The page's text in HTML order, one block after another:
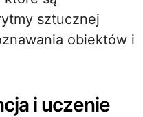
sztucznej
obiektów i
i uczenie